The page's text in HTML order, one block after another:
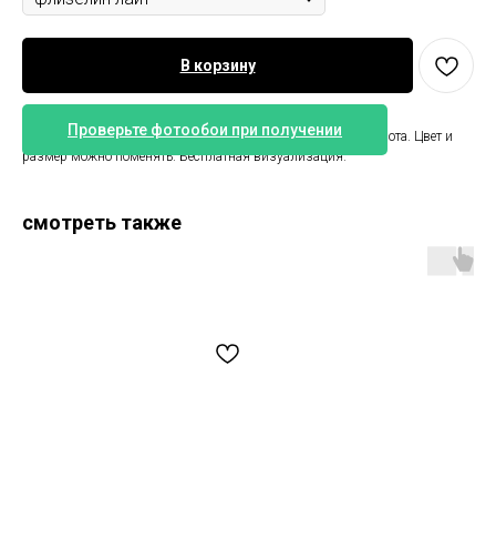
Проверьте фотообои при получении
В корзину
Обои с Винни пухом. Размер 425 см ширина на 265 см высота. Цвет и
размер можно поменять. Бесплатная визуализация.
смотреть также